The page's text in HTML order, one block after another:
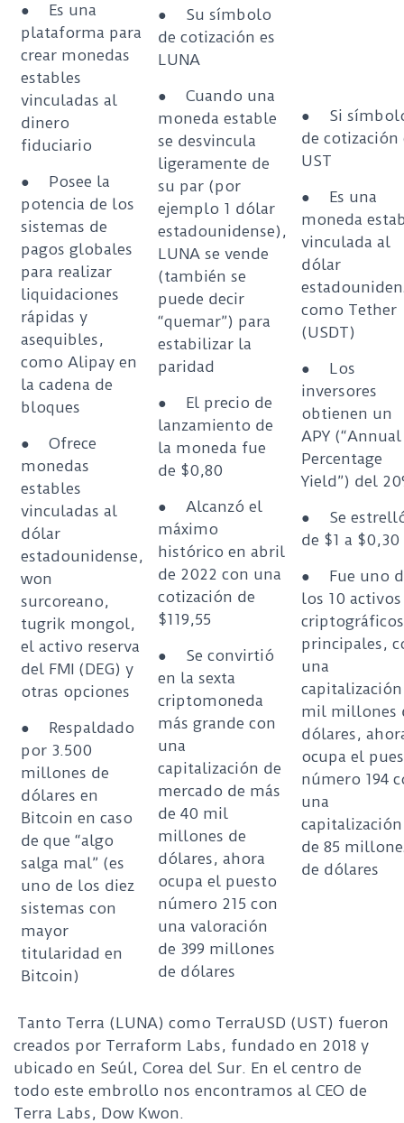
● Es una
plataforma para
crear monedas
estables
vinculadas al
dinero
fiduciario
● Posee la
potencia de los
sistemas de
pagos globales
para realizar
liquidaciones
rápidas y
asequibles,
como Alipay en
la cadena de
bloques
● Ofrece
monedas
estables
vinculadas al
dólar
estadounidense,
won
surcoreano,
tugrik mongol,
el activo reserva
del FMI (DEG) y
otras opciones
● Respaldado
por 3.500
millones de
dólares en
Bitcoin en caso
de que “algo
salga mal” (es
uno de los diez
sistemas con
mayor
titularidad en
Bitcoin)
● Su símbolo
de cotización es
LUNA
● Cuando una
moneda estable
se desvincula
ligeramente de
su par (por
ejemplo 1 dólar
estadounidense),
LUNA se vende
(también se
puede decir
“quemar”) para
estabilizar la
paridad
● El precio de
lanzamiento de
la moneda fue
de $0,80
● Alcanzó el
máximo
histórico en abril
de 2022 con una
cotización de
$119,55
● Se convirtió
en la sexta
criptomoneda
más grande con
una
capitalización de
mercado de más
de 40 mil
millones de
dólares, ahora
ocupa el puesto
número 215 con
una valoración
de 399 millones
de dólares
● Si
de cotización
UST
● Es una
moneda
vinculada al
dólar
como Tether
(USDT)
● Los
inversores
obtienen un
APY (“Annual
Percentage
Yield”) del
● Se
de $1 a $0,30
● Fue uno
los 10 activos
criptográficos
principales,
una
capitalización
mil millones
dólares,
ocupa el
número 194
una
capitalización
de 85
de dólares
Tanto Terra (LUNA) como TerraUSD (UST) fueron
creados por Terraform Labs, fundado en 2018 y
ubicado en Seúl, Corea del Sur. En el centro de
todo este embrollo nos encontramos al CEO de
Terra Labs, Dow Kwon.